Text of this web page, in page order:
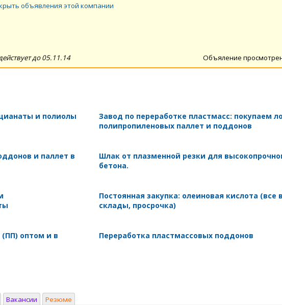
объявления этой компании
Объяление
до 05.11.14
и полиолы
Завод по переработке пластмасс: покупаем
полипропиленовых паллет и поддонов
и паллет в
Шлак от плазменной резки для
бетона.
Постоянная закупка: олеиновая кислота (все
склады, просрочка)
оптом и в
Переработка пластмассовых поддонов
Вакансии Резюме